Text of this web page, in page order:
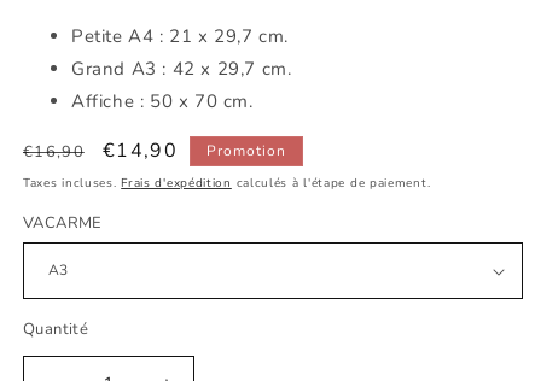
Petite A4 : 21 x 29,7 cm.
Grand A3 : 42 x 29,7 cm.
Affiche : 50 x 70 cm.
Prix
habituel
€16,90
Prix
promotionnel
€14,90 Promotion
Taxes incluses.Frais d'expédition calculés à l'étape de paiement.
VACARME
Quantité